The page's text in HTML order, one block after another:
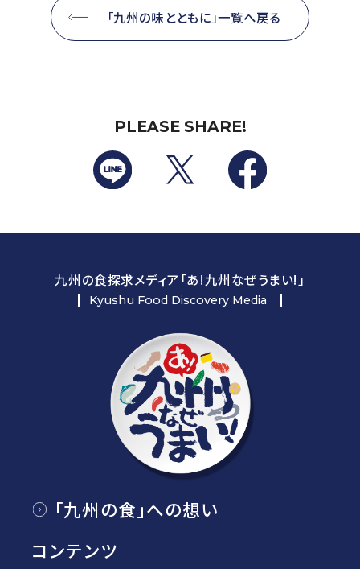
「九州の味とともに」一覧へ戻る
PLEASE SHARE!
九州の食探求メディア「あ!九州なぜうまい!」
Kyushu Food Discovery Media
「九州の食」への想い
コンテンツ